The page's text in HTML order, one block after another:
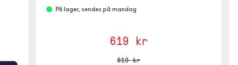
På lager, sendes på mandag
619 kr
819 kr